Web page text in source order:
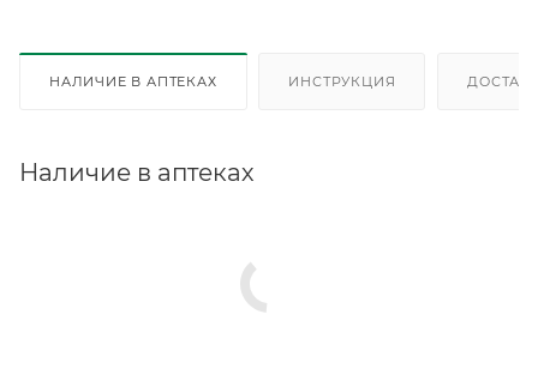
НАЛИЧИЕ В АПТЕКАХ ИНСТРУКЦИЯ
Наличие в аптеках